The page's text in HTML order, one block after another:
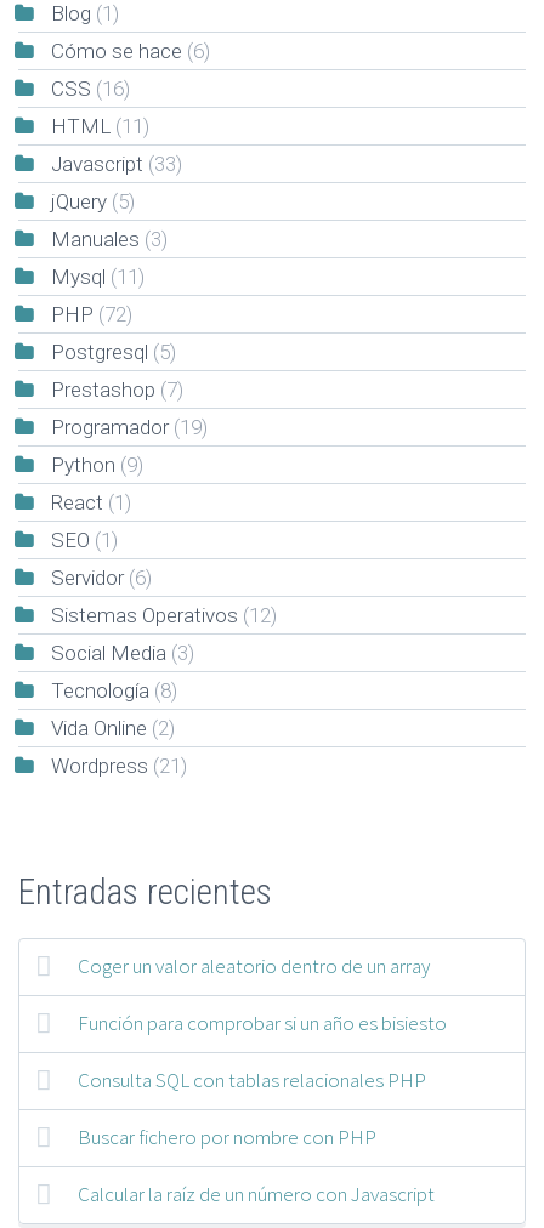
Blog (1)
Cómo se hace (6)
CSS (16)
HTML (11)
Javascript (33)
jQuery (5)
Manuales (3)
Mysql (11)
PHP (72)
Postgresql (5)
Prestashop (7)
Programador(19)
Python (9)
React (1)
SEO (1)
Servidor(6)
Sistemas Operativos (12)
Social Media (3)
Tecnología (8)
Vida Online (2)
Wordpress (21)
Entradas recientes
Coger un valor aleatorio dentro de un array
Función para comprobar si un año es bisiesto
Consulta SQL con tablas relacionales PHP
Buscar fichero por nombre con PHP
Calcular la raíz de un número con Javascript